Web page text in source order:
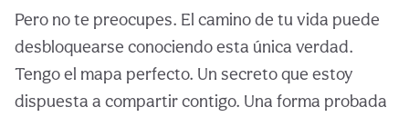
Pero no te preocupes. El camino de tu vida puede
desbloquearse conociendo esta única verdad.
Tengo el mapa perfecto. Un secreto que estoy
dispuesta a compartir contigo. Una forma probada